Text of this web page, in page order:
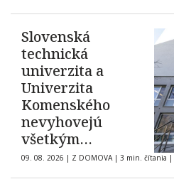
Slovenská
technická
univerzita a
Univerzita
Komenského
nevyhovejú
všetkým
žiadostiam o
ubytovanie na
09. 08. 2026 | Z DOMOVA | 3 min. čítania |